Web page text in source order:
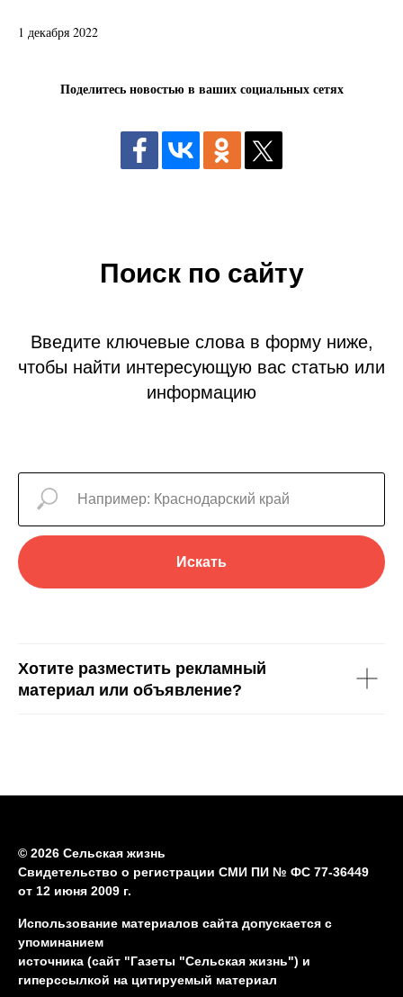
1 декабря 2022
Поделитесь новостью в ваших социальных сетях
Поиск по сайту
Введите ключевые слова в форму ниже,
чтобы найти интересующую вас статью или
информацию
Искать
Хотите разместить рекламный
материал или объявление?
© 2026 Сельская жизнь
Свидетельство о регистрации СМИ ПИ № ФС 77-36449
от 12 июня 2009 г.
Использование материалов сайта допускается с
упоминанием
источника (сайт "Газеты "Сельская жизнь") и
гиперссылкой на цитируемый материал